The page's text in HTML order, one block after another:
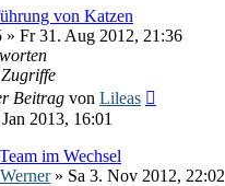
von Katzen
» Fr 31. Aug 2012, 21:36
Zugriffe
Beitrag von Lileas
2013, 16:01
im Wechsel
» Sa 3. Nov 2012, 22:02